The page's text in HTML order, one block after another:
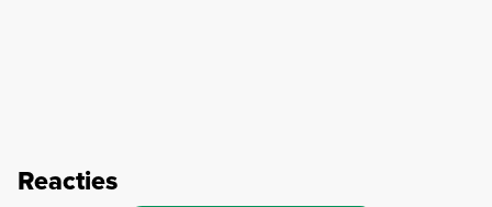
Reacties